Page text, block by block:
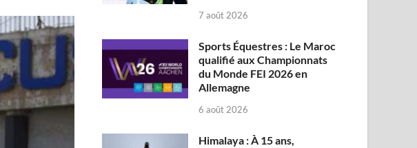
7 août 2026
Sports Équestres : Le Maroc
qualifié aux Championnats
du Monde FEI 2026 en
Allemagne
6 août 2026
Himalaya : À 15 ans,